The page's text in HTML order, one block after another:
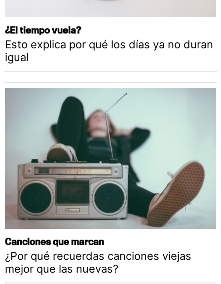
¿El tiempo vuela?
Esto explica por qué los días ya no duran
igual
Canciones que marcan
¿Por qué recuerdas canciones viejas
mejor que las nuevas?